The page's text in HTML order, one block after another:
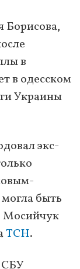
Борисова,
в
в одесском
Украины
экс-
быть
Мосийчук
ТСН.
СБУ